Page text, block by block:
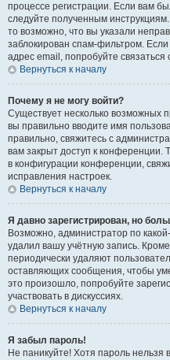
процессе регистрации. Если вам
следуйте полученным
то возможно, что вы указали
заблокирован спам-фильтром.
адрес email, попробуйте
Вернуться к началу
Почему я не могу войти?
Существует несколько возможных
вы правильно вводите имя
правильно, свяжитесь с
вам закрыт доступ к
в конфигурации конференции,
исправления настроек.
Вернуться к началу
Я давно зарегистрирован, но
Возможно, администратор по
удалил вашу учётную запись.
периодически удаляют
оставляющих сообщения, чтобы
это произошло, попробуйте
участвовать в дискуссиях.
Вернуться к началу
Я забыл пароль!
Не паникуйте! Хотя пароль нельзя